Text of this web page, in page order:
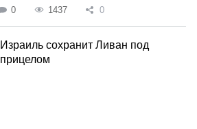
0 1437 0
Израиль сохранит Ливан под
прицелом